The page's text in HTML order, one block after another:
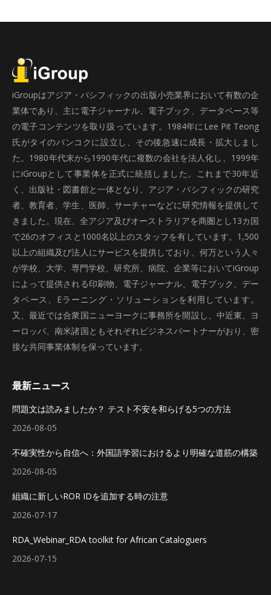
iGroupはアジア・パシフィックの出版小売業界において有数の企
業体であり、主に電子ジャーナル、電子ブック、データベース等
の電子コンテンツを取り扱っています。1984年にLee Pit Teong
氏がタイのバンコクに設立し、その後急速に成長・拡大しまし
た。1980年代末から1990年代に複数の会社を法人化し、1999年
にiGroupとして事業体を正式に統括しました。これまで30年近
く、出版社・図書館と一体となり、アジア・パシフィックの研究
者、教育者、学生、医師、サーチャーなどに研究情報を提供して
きました。現在、全アジア及びオーストラリアを商圏とし13カ国
で26のオフィスと1000名以上のスタッフを有しています。1,500
以上の組織及び法人にサービスを提供しており、何万という人々
が学校、大学、専門学校、研究所、病院、企業等においてiGroup
によって提供される印刷物、電子ジャーナル、電子ブック、デー
タベース、Eラーニング・ソリューションを利用しています。
又、最近では合衆国ニューヨークに事務所を開設し、中近東、ヨ
ーロッパ、南米諸国ともそれぞれビジネスパートナーがおり、密
接な共同事業体制を保っています。
最新ニュース
問題文は読みましたか？ テスト不安を和らげる5つの方法
2026-08-05
不確実性から自信へ：外国語学習におけるより明確な道筋の構築
2026-08-05
組織に新しいROR IDを追加する時の注意
2026-07-17
RDA_Webinar_RDA toolkit for African Cataloguers
2026-07-15